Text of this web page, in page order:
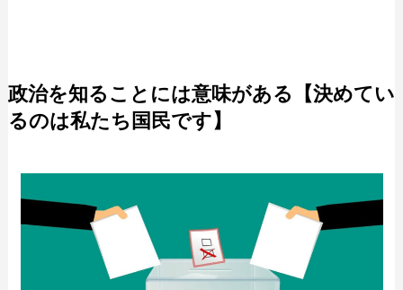
政治を知ることには意味がある【決めてい
るのは私たち国民です】